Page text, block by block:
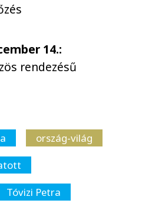
14.:
rendezésű
ország-világ
Tóvizi Petra